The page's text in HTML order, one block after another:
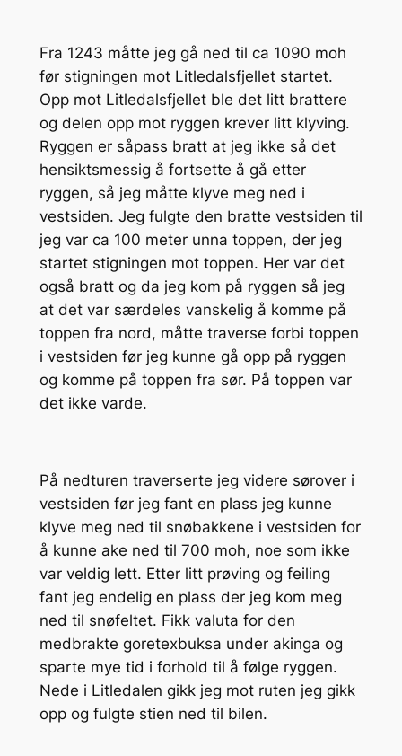
Fra 1243 måtte jeg gå ned til ca 1090 moh
før stigningen mot Litledalsfjellet startet.
Opp mot Litledalsfjellet ble det litt brattere
og delen opp mot ryggen krever litt klyving.
Ryggen er såpass bratt at jeg ikke så det
hensiktsmessig å fortsette å gå etter
ryggen, så jeg måtte klyve meg ned i
vestsiden. Jeg fulgte den bratte vestsiden til
jeg var ca 100 meter unna toppen, der jeg
startet stigningen mot toppen. Her var det
også bratt og da jeg kom på ryggen så jeg
at det var særdeles vanskelig å komme på
toppen fra nord, måtte traverse forbi toppen
i vestsiden før jeg kunne gå opp på ryggen
og komme på toppen fra sør. På toppen var
det ikke varde.
På nedturen traverserte jeg videre sørover i
vestsiden før jeg fant en plass jeg kunne
klyve meg ned til snøbakkene i vestsiden for
å kunne ake ned til 700 moh, noe som ikke
var veldig lett. Etter litt prøving og feiling
fant jeg endelig en plass der jeg kom meg
ned til snøfeltet. Fikk valuta for den
medbrakte goretexbuksa under akinga og
sparte mye tid i forhold til å følge ryggen.
Nede i Litledalen gikk jeg mot ruten jeg gikk
opp og fulgte stien ned til bilen.